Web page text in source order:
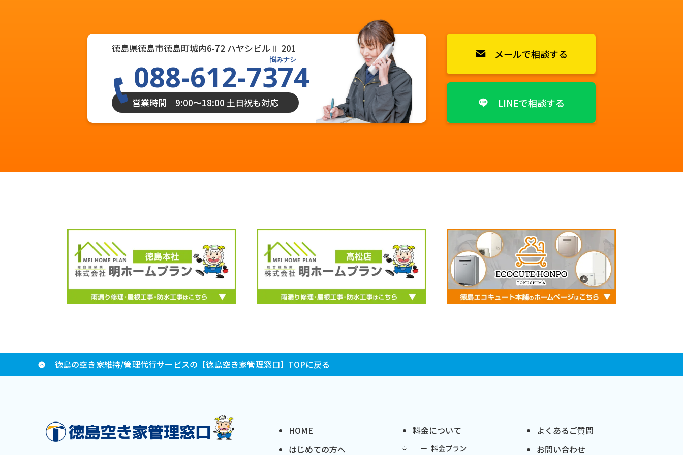
徳島県徳島市徳島町城内6-72 ハヤシビルⅡ 201
悩みナシ
088-612-7374
営業時間 9:00〜18:00 土日祝も対応
メールで相談する
LINEで相談する
徳島の空き家維持/管理代行サービスの【徳島空き家管理窓口】TOPに戻る
HOME
はじめての方へ
料金について
料金プラン
よくあるご質問
お問い合わせ